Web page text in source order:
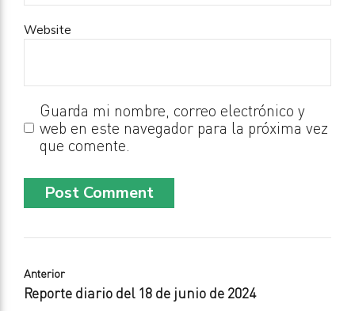
Website
Guarda mi nombre, correo electrónico y
web en este navegador para la próxima vez
que comente.
Post Comment
Anterior
Reporte diario del 18 de junio de 2024